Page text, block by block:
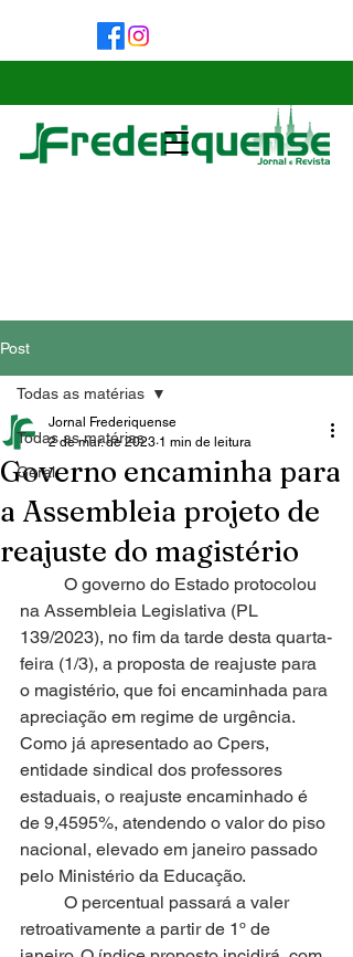
Post
Todas as matérias
Geral
Todas as matérias
Governo encaminha para
a Assembleia projeto de
reajuste do magistério
Jornal Frederiquense
2 de mar. de 2023 1 min de leitura
O governo do Estado protocolou
na Assembleia Legislativa (PL
139/2023), no fim da tarde desta quarta-
feira (1/3), a proposta de reajuste para
o magistério, que foi encaminhada para
apreciação em regime de urgência.
Como já apresentado ao Cpers,
entidade sindical dos professores
estaduais, o reajuste encaminhado é
de 9,4595%, atendendo o valor do piso
nacional, elevado em janeiro passado
pelo Ministério da Educação.
O percentual passará a valer
retroativamente a partir de 1º de